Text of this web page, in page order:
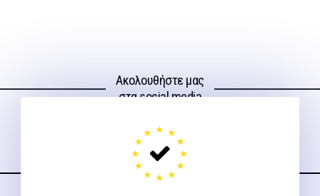
Ακολουθήστε μας
στα social media